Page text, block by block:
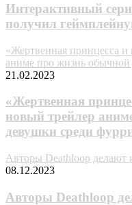
Интерактивный
получил
«Жертвенная принцесса
аниме про жизнь обычной
21.02.2023
«Жертвенная
новый трейлер
девушки среди
Авторы Deathloop делают
08.12.2023
Авторы Deathloop